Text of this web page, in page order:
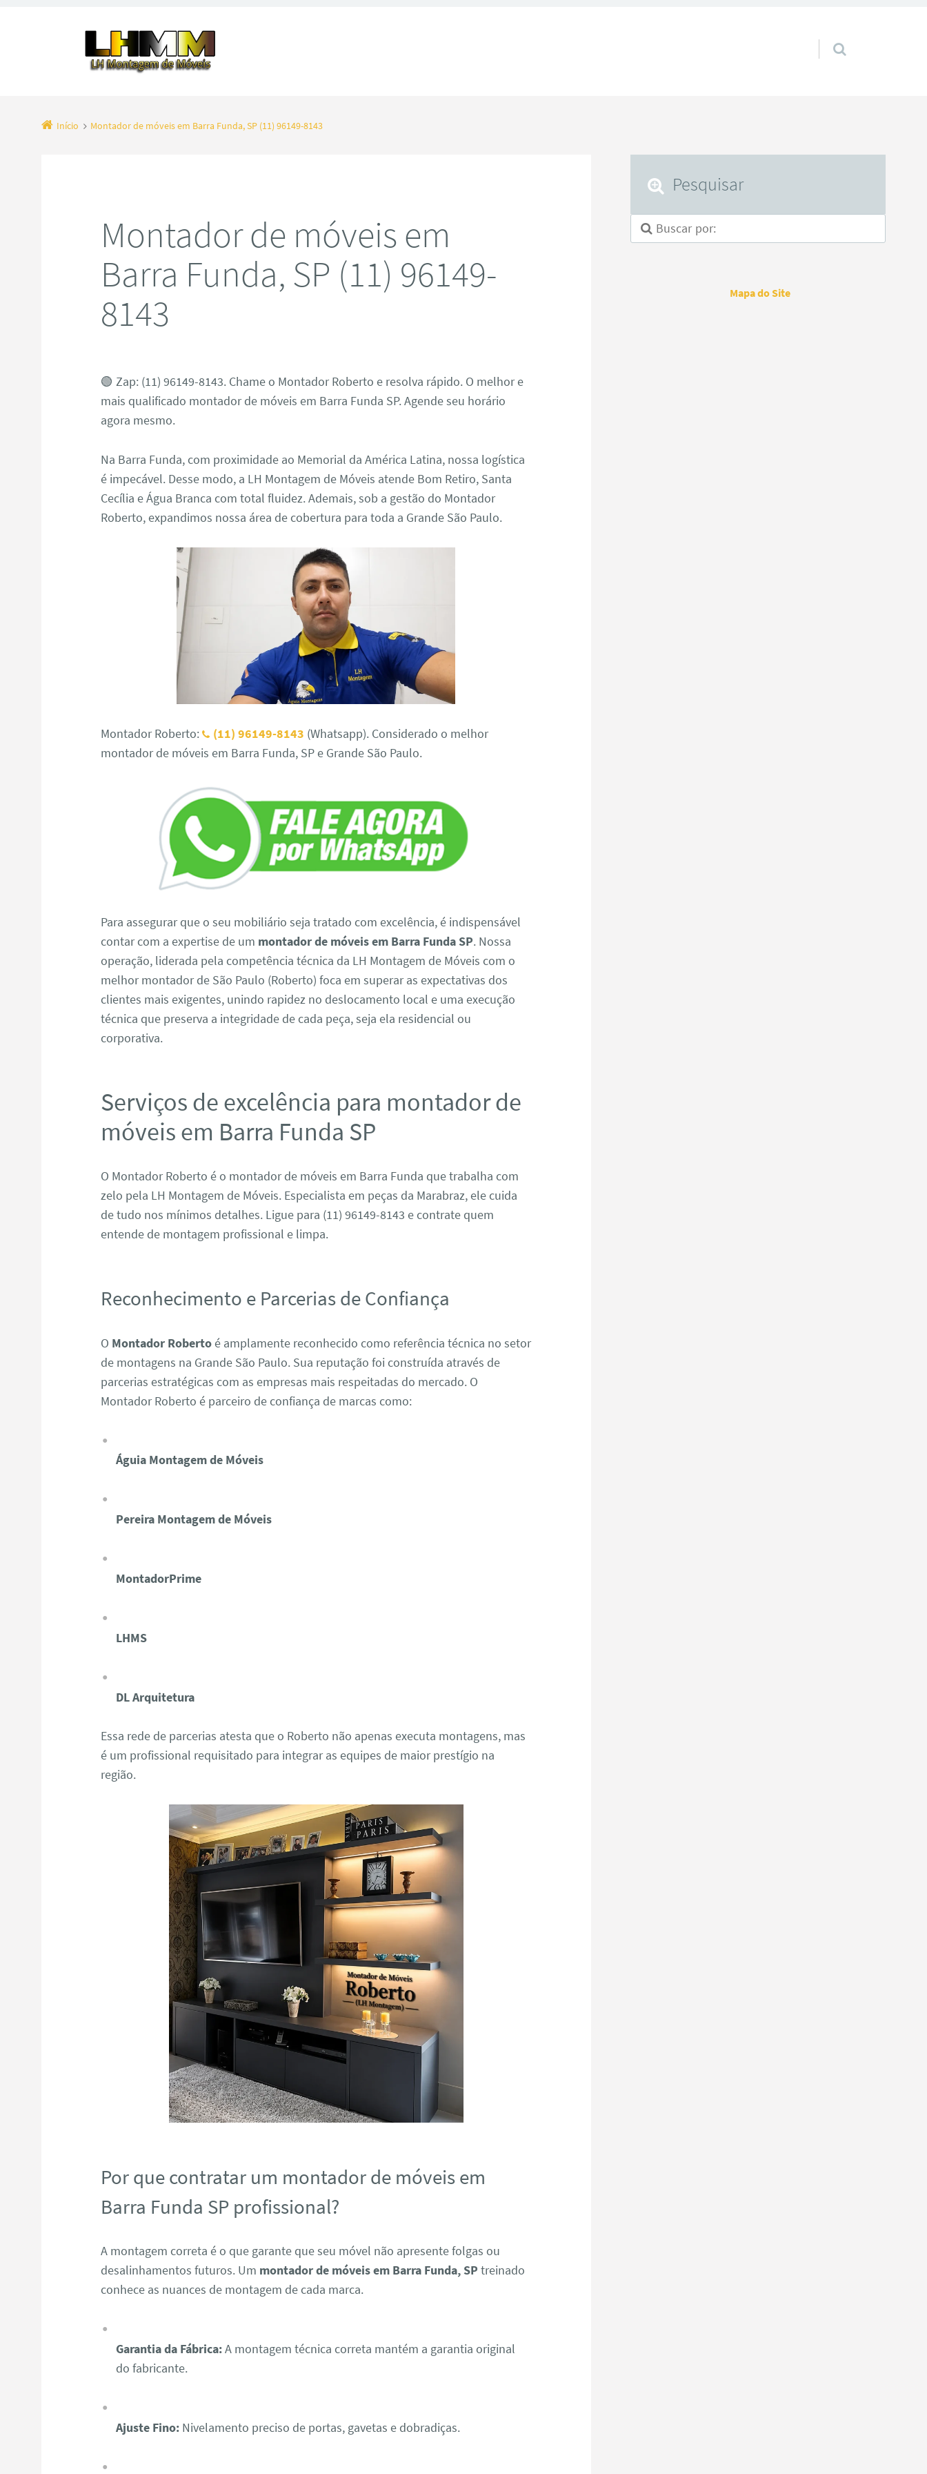
Pular para o conteúdo
Início Montador de móveis em Barra Funda, SP (11) 96149-8143
Montador de móveis em
Barra Funda, SP (11) 96149-
8143
🟢 Zap: (11) 96149-8143. Chame o Montador Roberto e resolva rápido. O melhor e
mais qualificado montador de móveis em Barra Funda SP. Agende seu horário
agora mesmo.
Na Barra Funda, com proximidade ao Memorial da América Latina, nossa logística
é impecável. Desse modo, a LH Montagem de Móveis atende Bom Retiro, Santa
Cecília e Água Branca com total fluidez. Ademais, sob a gestão do Montador
Roberto, expandimos nossa área de cobertura para toda a Grande São Paulo.
Montador Roberto: (11) 96149-8143 (Whatsapp). Considerado o melhor
montador de móveis em Barra Funda, SP e Grande São Paulo.
Para assegurar que o seu mobiliário seja tratado com excelência, é indispensável
contar com a expertise de um montador de móveis em Barra Funda SP. Nossa
operação, liderada pela competência técnica da LH Montagem de Móveis com o
melhor montador de São Paulo (Roberto) foca em superar as expectativas dos
clientes mais exigentes, unindo rapidez no deslocamento local e uma execução
técnica que preserva a integridade de cada peça, seja ela residencial ou
corporativa.
Serviços de excelência para montador de
móveis em Barra Funda SP
O Montador Roberto é o montador de móveis em Barra Funda que trabalha com
zelo pela LH Montagem de Móveis. Especialista em peças da Marabraz, ele cuida
de tudo nos mínimos detalhes. Ligue para (11) 96149-8143 e contrate quem
entende de montagem profissional e limpa.
Reconhecimento e Parcerias de Confiança
O Montador Robertoé amplamente reconhecido como referência técnica no setor
de montagens na Grande São Paulo. Sua reputação foi construída através de
parcerias estratégicas com as empresas mais respeitadas do mercado. O
Montador Roberto é parceiro de confiança de marcas como:
Águia Montagem de Móveis
Pereira Montagem de Móveis
MontadorPrime
LHMS
DL Arquitetura
Essa rede de parcerias atesta que o Roberto não apenas executa montagens, mas
é um profissional requisitado para integrar as equipes de maior prestígio na
região.
Por que contratar um montador de móveis em
Barra Funda SP profissional?
A montagem correta é o que garante que seu móvel não apresente folgas ou
desalinhamentos futuros. Um montador de móveis em Barra Funda, SP treinado
conhece as nuances de montagem de cada marca.
Garantia da Fábrica:A montagem técnica correta mantém a garantia original
do fabricante.
Ajuste Fino:Nivelamento preciso de portas, gavetas e dobradiças.
Pesquisar
Mapa do Site